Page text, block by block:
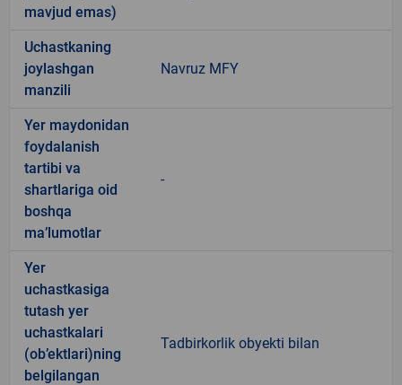
mavjud emas)
Uchastkaning
joylashgan
manzili
Navruz MFY
Yer maydonidan
foydalanish
tartibi va
shartlariga oid
boshqa
ma’lumotlar
-
Yer
uchastkasiga
tutash yer
uchastkalari
(ob’ektlari)ning
belgilangan
Tadbirkorlik obyekti bilan